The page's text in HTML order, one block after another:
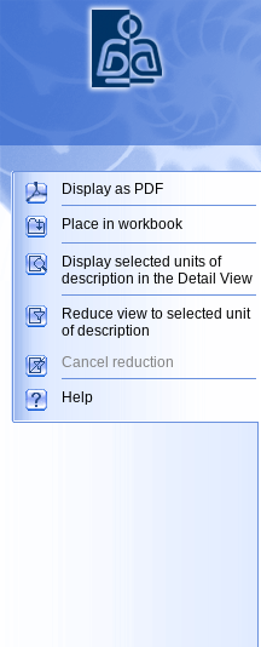
Display as PDF
Place in workbook
Display selected units of
description in the Detail View
Reduce view to selected unit
of description
Cancel reduction
Help